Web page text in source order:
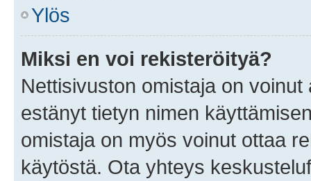
Ylös
Miksi en voi rekisteröityä?
Nettisivuston omistaja on
estänyt tietyn nimen
omistaja on myös voinut ottaa
käytöstä. Ota yhteys